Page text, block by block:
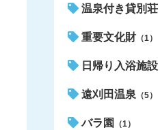
温泉付き貸別荘
重要文化財 （1）
日帰り入浴施設
遠刈田温泉 （5）
バラ園 （1）